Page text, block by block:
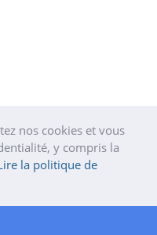
nos cookies et vous
y compris la
la politique de